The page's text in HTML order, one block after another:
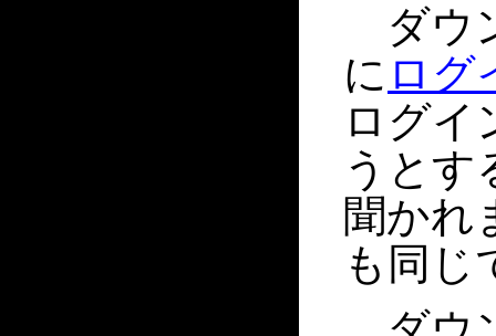
ダウ
に ログ
ログイ
うとす
聞かれ
も同じ